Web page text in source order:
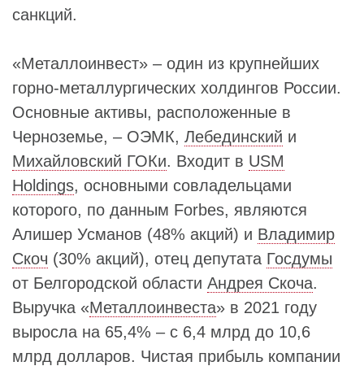
санкций.
«Металлоинвест» – один из крупнейших
горно-металлургических холдингов России.
Основные активы, расположенные в
Черноземье, – ОЭМК, Лебединский и
Михайловский ГОКи. Входит в USM
Holdings, основными совладельцами
которого, по данным Forbes, являются
Алишер Усманов (48% акций) и Владимир
Скоч (30% акций), отец депутата Госдумы
от Белгородской области Андрея Скоча.
Выручка «Металлоинвеста» в 2021 году
выросла на 65,4% – с 6,4 млрд до 10,6
млрд долларов. Чистая прибыль компании